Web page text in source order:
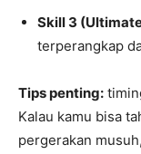
Skill 3
terperangkap
Tips penting:
Kalau kamu bisa
pergerakan